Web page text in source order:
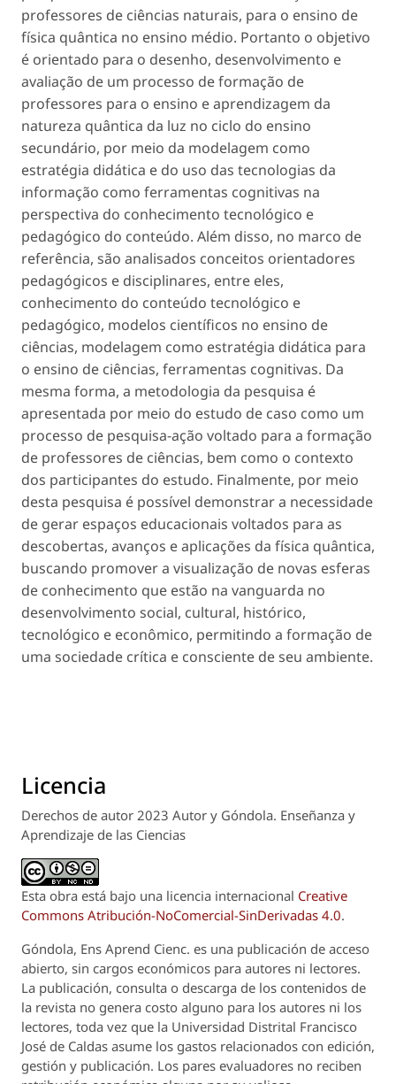
professores de ciências naturais, para o ensino de
física quântica no ensino médio. Portanto o objetivo
é orientado para o desenho, desenvolvimento e
avaliação de um processo de formação de
professores para o ensino e aprendizagem da
natureza quântica da luz no ciclo do ensino
secundário, por meio da modelagem como
estratégia didática e do uso das tecnologias da
informação como ferramentas cognitivas na
perspectiva do conhecimento tecnológico e
pedagógico do conteúdo. Além disso, no marco de
referência, são analisados conceitos orientadores
pedagógicos e disciplinares, entre eles,
conhecimento do conteúdo tecnológico e
pedagógico, modelos científicos no ensino de
ciências, modelagem como estratégia didática para
o ensino de ciências, ferramentas cognitivas. Da
mesma forma, a metodologia da pesquisa é
apresentada por meio do estudo de caso como um
processo de pesquisa-ação voltado para a formação
de professores de ciências, bem como o contexto
dos participantes do estudo. Finalmente, por meio
desta pesquisa é possível demonstrar a necessidade
de gerar espaços educacionais voltados para as
descobertas, avanços e aplicações da física quântica,
buscando promover a visualização de novas esferas
de conhecimento que estão na vanguarda no
desenvolvimento social, cultural, histórico,
tecnológico e econômico, permitindo a formação de
uma sociedade crítica e consciente de seu ambiente.
Licencia
Derechos de autor 2023 Autor y Góndola. Enseñanza y
Aprendizaje de las Ciencias
Esta obra está bajo una licencia internacional Creative
Commons Atribución-NoComercial-SinDerivadas 4.0.
Góndola, Ens Aprend Cienc. es una publicación de acceso
abierto, sin cargos económicos para autores ni lectores.
La publicación, consulta o descarga de los contenidos de
la revista no genera costo alguno para los autores ni los
lectores, toda vez que la Universidad Distrital Francisco
José de Caldas asume los gastos relacionados con edición,
gestión y publicación. Los pares evaluadores no reciben